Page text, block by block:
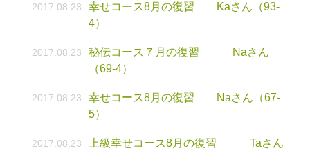
2017.08.23
幸せコース8月の復習 Kaさん（93-
4）
2017.08.23
秘伝コース７月の復習 Naさん
（69-4）
2017.08.23
幸せコース8月の復習 Naさん（67-
5）
2017.08.23
上級幸せコース8月の復習 Taさん